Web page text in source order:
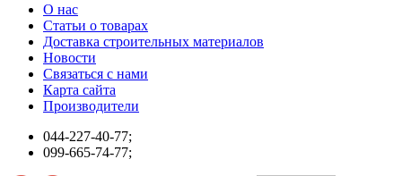
О нас
Статьи о товарах
Доставка строительных материалов
Новости
Связаться с нами
Карта сайта
Производители
044-227-40-77;
099-665-74-77;